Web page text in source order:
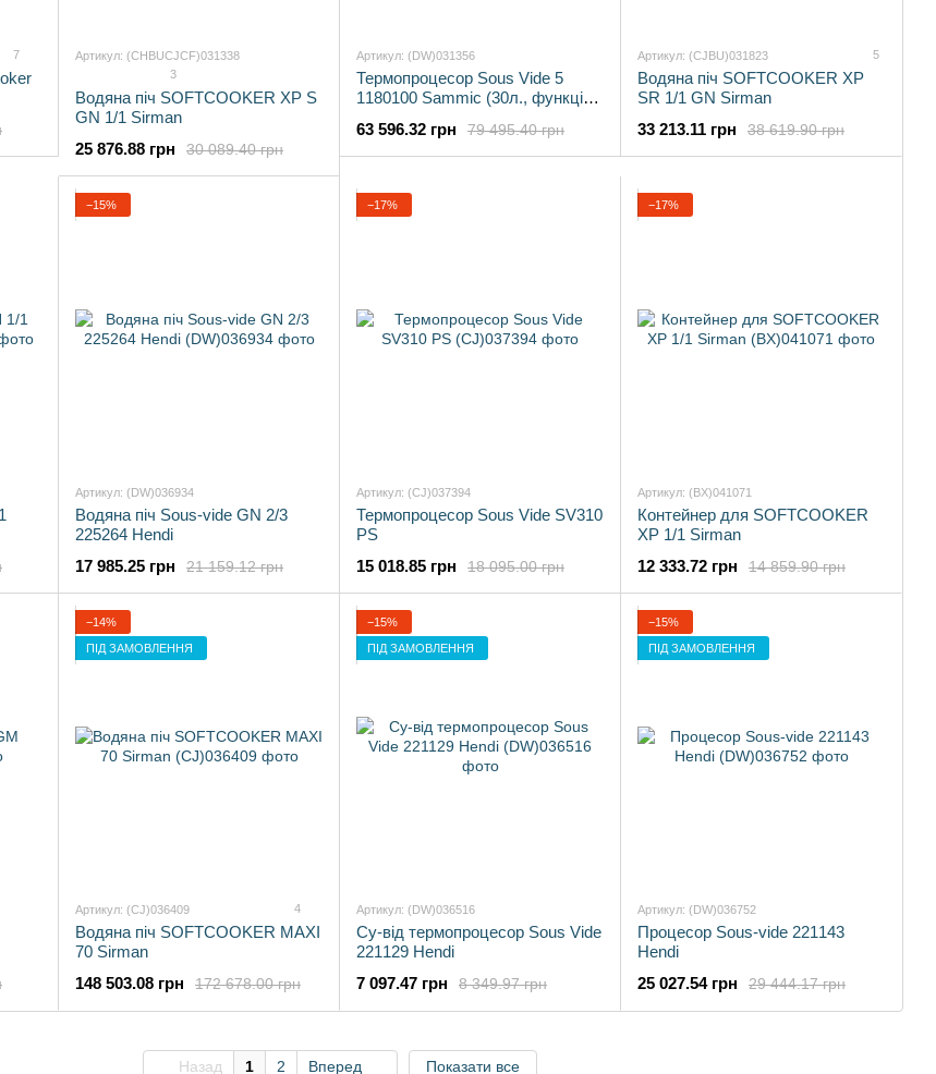
7
Артикул: (CHBUCJCF)031338
3
Водяна піч SOFTCOOKER XP S
GN 1/1 Sirman
30 089.40 грн
25 876.88 грн
Артикул: (DW)031356
Термопроцесор Sous Vide 5
1180100 Sammic (30л., функція
79 495.40 грн
63 596.32 грн
Артикул: (CJBU)031823 5
Водяна піч SOFTCOOKER XP
SR 1/1 GN Sirman
38 619.90 грн
33 213.11 грн
−15%
Артикул: (DW)036934
Водяна піч Sous-vide GN 2/3
225264 Hendi
21 159.12 грн
17 985.25 грн
−17%
Артикул: (CJ)037394
Термопроцесор Sous Vide SV310
PS
18 095.00 грн
15 018.85 грн
−17%
Артикул: (BX)041071
Контейнер для SOFTCOOKER
XP 1/1 Sirman
14 859.90 грн
12 333.72 грн
−14%
ПІД ЗАМОВЛЕННЯ
Артикул: (CJ)036409 4
Водяна піч SOFTCOOKER MAXI
70 Sirman
172 678.00 грн
148 503.08 грн
−15%
ПІД ЗАМОВЛЕННЯ
Артикул: (DW)036516
Су-від термопроцесор Sous Vide
221129 Hendi
8 349.97 грн
7 097.47 грн
−15%
ПІД ЗАМОВЛЕННЯ
Артикул: (DW)036752
Процесор Sous-vide 221143
Hendi
29 444.17 грн
25 027.54 грн
Назад 1 2 Вперед Показати все